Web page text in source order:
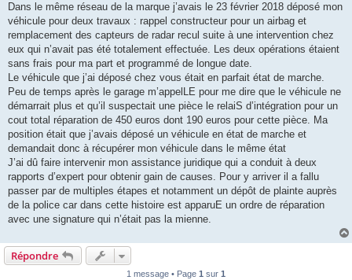
Dans le même réseau de la marque j’avais le 23 février 2018 déposé mon
véhicule pour deux travaux : rappel constructeur pour un airbag et
remplacement des capteurs de radar recul suite à une intervention chez
eux qui n’avait pas été totalement effectuée. Les deux opérations étaient
sans frais pour ma part et programmé de longue date.
Le véhicule que j’ai déposé chez vous était en parfait état de marche.
Peu de temps après le garage m’appelLE pour me dire que le véhicule ne
démarrait plus et qu’il suspectait une pièce le relaiS d’intégration pour un
cout total réparation de 450 euros dont 190 euros pour cette pièce. Ma
position était que j’avais déposé un véhicule en état de marche et
demandait donc à récupérer mon véhicule dans le même état
J’ai dû faire intervenir mon assistance juridique qui a conduit à deux
rapports d’expert pour obtenir gain de causes. Pour y arriver il a fallu
passer par de multiples étapes et notamment un dépôt de plainte auprès
de la police car dans cette histoire est apparuE un ordre de réparation
avec une signature qui n’était pas la mienne.
Répondre
1 message • Page 1 sur 1